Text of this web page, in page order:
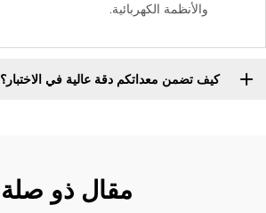
والأنظمة الكهربائية.
كيف تضمن معداتكم دقة عالية في الاختبار؟
مقال ذو صلة